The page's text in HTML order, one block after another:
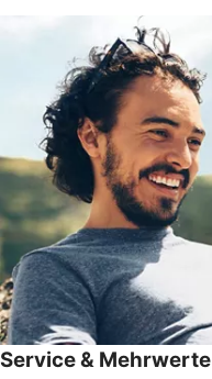
Service & Mehrwerte